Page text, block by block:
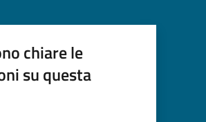
chiare le
su questa